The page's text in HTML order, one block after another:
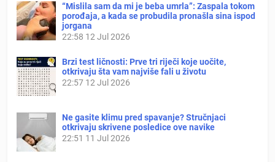
“Mislila sam da mi je beba umrla”: Zaspala tokom
porođaja, a kada se probudila pronašla sina ispod
jorgana
22:58 12 Jul 2026
Brzi test ličnosti: Prve tri riječi koje uočite,
otkrivaju šta vam najviše fali u životu
22:57 12 Jul 2026
Ne gasite klimu pred spavanje? Stručnjaci
otkrivaju skrivene posledice ove navike
22:51 11 Jul 2026